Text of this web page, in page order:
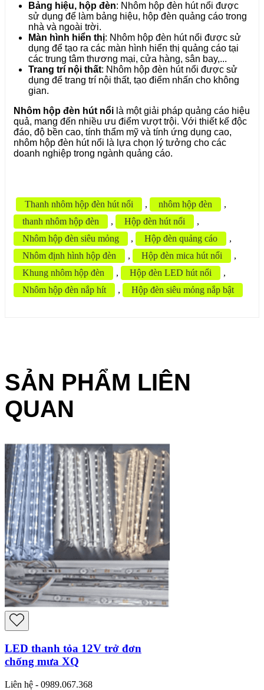
Bảng hiệu, hộp đèn: Nhôm hộp đèn hút nổi được
sử dụng để làm bảng hiệu, hộp đèn quảng cáo trong
nhà và ngoài trời.
Màn hình hiển thị: Nhôm hộp đèn hút nổi được sử
dụng để tạo ra các màn hình hiển thị quảng cáo tại
các trung tâm thương mại, cửa hàng, sân bay,...
Trang trí nội thất: Nhôm hộp đèn hút nổi được sử
dụng để trang trí nội thất, tạo điểm nhấn cho không
gian.
Nhôm hộp đèn hút nổi là một giải pháp quảng cáo hiệu
quả, mang đến nhiều ưu điểm vượt trội. Với thiết kế độc
đáo, độ bền cao, tính thẩm mỹ và tính ứng dụng cao,
nhôm hộp đèn hút nổi là lựa chọn lý tưởng cho các
doanh nghiệp trong ngành quảng cáo.
Thanh nhôm hộp đèn hút nổi , nhôm hộp đèn
,
thanh nhôm hộp đèn
, Hộp đèn hút nổi
,
Nhôm hộp đèn siêu mỏng
, Hộp đèn quảng cáo
,
Nhôm định hình hộp đèn
, Hộp đèn mica hút nổi
,
Khung nhôm hộp đèn
, Hộp đèn LED hút nổi
,
Nhôm hộp đèn nắp hít
, Hộp đèn siêu mỏng nắp bật
SẢN PHẨM LIÊN
QUAN
LED thanh tỏa 12V trở đơn
chống mưa XQ
Liên hệ - 0989.067.368